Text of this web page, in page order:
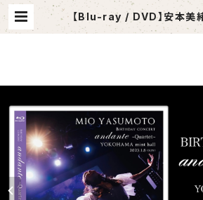
【Blu-ray / DVD】安本美
Birthday concert